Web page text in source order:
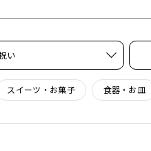
い
スイーツ・お菓子 食器・お皿